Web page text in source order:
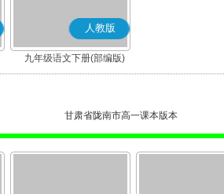
人教版
九年级语文下册(部编版)
甘肃省陇南市高一课本版本